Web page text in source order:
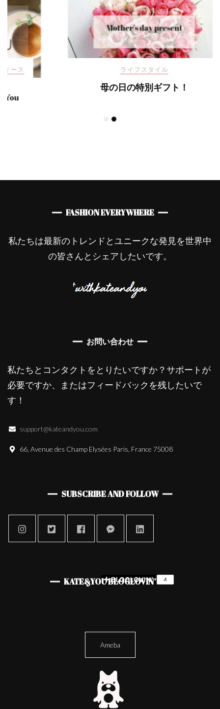
ライフスタイル
母の日の特別ギフト！
FASHION EVERYWHERE
私たちは最新のトレンドとユニークな発見を世界中
の皆さんとシェアしたいです。
お問い合わせ
私たちとコンタクトをとりたいですか？サポートが
必要ですか、またはフィードバックを残したいで
す！
support@kateandyou.com
66, Avenue des Champ Elysées Paris, France 75008
SUBSCRIBE AND FOLLOW
KATE&YOU BLOGLOVIN’
Ameba